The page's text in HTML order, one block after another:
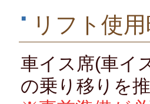
リフト使
車イス席(車イ
の乗り移りを